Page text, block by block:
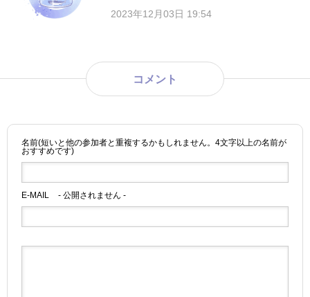
2023年12月03日 19:54
コメント
名前(短いと他の参加者と重複するかもしれません。4文字以上の名前が
おすすめです)
E-MAIL - 公開されません -